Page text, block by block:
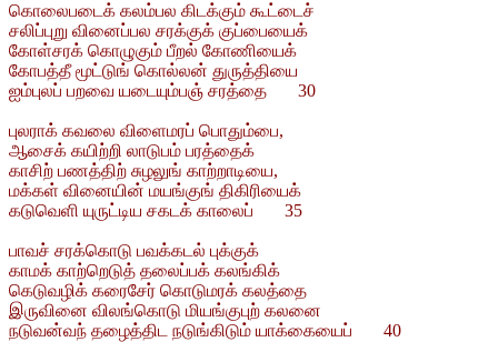
கொலைபடைக் கலம்பல கிடக்கும் கூட்டைச்
சலிப்புறு வினைப்பல சரக்குக் குப்பையைக்
கோள்சரக் கொழுகும் பீறல் கோணியைக்
கோபத்தீ மூட்டுங் கொல்லன் துருத்தியை
ஐம்புலப் பறவை யடையும்பஞ் சரத்தை 30
புலராக் கவலை விளைமரப் பொதும்பை,
ஆசைக் கயிற்றி லாடுபம் பரத்தைக்
காசிற் பணத்திற் சுழலுங் காற்றாடியை,
மக்கள் வினையின் மயங்குங் திகிரியைக்
கடுவெளி யுருட்டிய சகடக் காலைப் 35
பாவச் சரக்கொடு பவக்கடல் புக்குக்
காமக் காற்றெடுத் தலைப்பக் கலங்கிக்
கெடுவழிக் கரைசேர் கொடுமரக் கலத்தை
இருவினை விலங்கொடு மியங்குபுற் கலனை
நடுவன்வந் தழைத்திட நடுங்கிடும் யாக்கையைப் 40